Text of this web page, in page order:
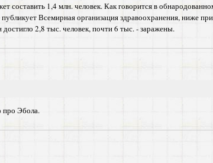
составить 1,4 млн. человек. Как говорится в
Всемирная организация здравоохранения, ниже
2,8 тыс. человек, почти 6 тыс. - заражены.
про Эбола.